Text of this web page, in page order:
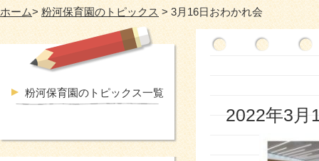
ホーム> 粉河保育園のトピックス > 3月16日おわかれ会
2022年3月
粉河保育園のトピックス一覧